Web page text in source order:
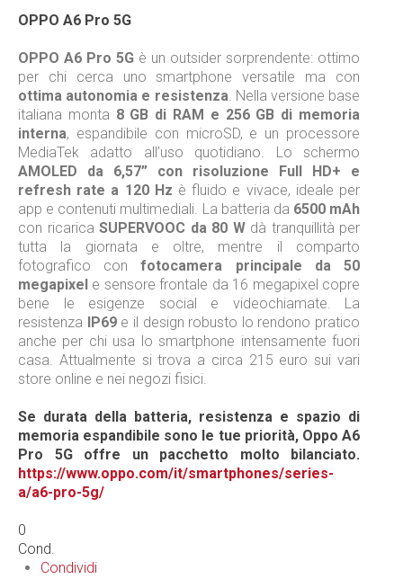
OPPO A6 Pro 5G
OPPO A6 Pro 5G è un outsider sorprendente: ottimo
per chi cerca uno smartphone versatile ma con
ottima autonomia e resistenza. Nella versione base
italiana monta 8 GB di RAM e 256 GB di memoria
interna, espandibile con microSD, e un processore
MediaTek adatto all’uso quotidiano. Lo schermo
AMOLED da 6,57” con risoluzione Full HD+ e
refresh rate a 120 Hz è fluido e vivace, ideale per
app e contenuti multimediali. La batteria da 6500 mAh
con ricarica SUPERVOOC da 80 Wdà tranquillità per
tutta la giornata e oltre, mentre il comparto
fotografico confotocamera principale da 50
megapixel e sensore frontale da 16 megapixel copre
bene le esigenze social e videochiamate. La
resistenza
IP69e il design robusto lo rendono pratico
anche per chi usa lo smartphone intensamente fuori
casa. Attualmente si trova a circa 215 euro sui vari
store online e nei negozi fisici.
Se durata della batteria, resistenza e spazio di
memoria espandibile sono le tue priorità, Oppo A6
Pro 5G offre un pacchetto molto bilanciato.
https://www.oppo.com/it/smartphones/series-
a/a6-pro-5g/
0
Cond.
Condividi